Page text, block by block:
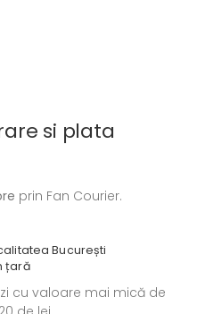
si plata
prin Fan Courier.
București
țară
cu valoare mai mică de